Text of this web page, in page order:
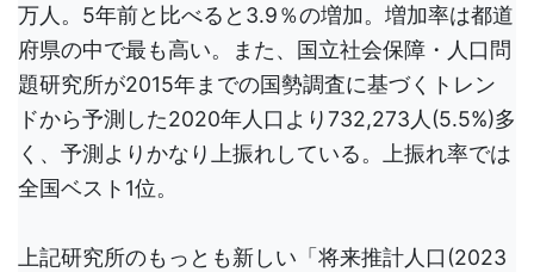
万人。5年前と比べると3.9％の増加。増加率は都道
府県の中で最も高い。また、国立社会保障・人口問
題研究所が2015年までの国勢調査に基づくトレン
ドから予測した2020年人口より732,273人(5.5%)多
く、予測よりかなり上振れしている。上振れ率では
全国ベスト1位。
上記研究所のもっとも新しい「将来推計人口(2023